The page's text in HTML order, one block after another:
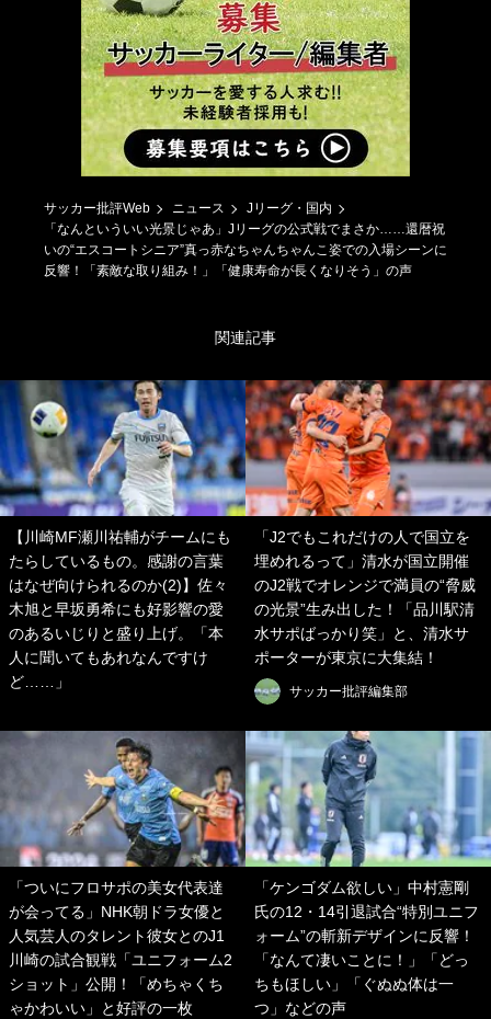
サッカー批評Web ニュース
Jリーグ・国内
「なんといういい光景じゃあ」Jリーグの公式戦でまさか……還暦祝
いの“エスコートシニア”真っ赤なちゃんちゃんこ姿での入場シーンに
反響！「素敵な取り組み！」「健康寿命が長くなりそう」の声
関連記事
【川崎MF瀬川祐輔がチームにも
たらしているもの。感謝の言葉
はなぜ向けられるのか(2)】佐々
木旭と早坂勇希にも好影響の愛
のあるいじりと盛り上げ。「本
人に聞いてもあれなんですけ
ど……」
「J2でもこれだけの人で国立を
埋めれるって」清水が国立開催
のJ2戦でオレンジで満員の“脅威
の光景”生み出した！「品川駅清
水サポばっかり笑」と、清水サ
ポーターが東京に大集結！
サッカー批評編集部
「ついにフロサポの美女代表達
が会ってる」NHK朝ドラ女優と
人気芸人のタレント彼女とのJ1
川崎の試合観戦「ユニフォーム2
ショット」公開！「めちゃくち
ゃかわいい」と好評の一枚
「ケンゴダム欲しい」中村憲剛
氏の12・14引退試合“特別ユニフ
ォーム”の斬新デザインに反響！
「なんて凄いことに！」「どっ
ちもほしい」「ぐぬぬ体は一
つ」などの声